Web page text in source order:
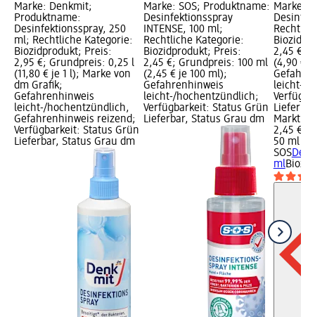
Marke: Denkmit;
Produktname:
Desinfektionsspray, 250
ml; Rechtliche Kategorie:
Biozidprodukt; Preis:
2,95 €; Grundpreis: 0,25 l
(11,80 € je 1 l); Marke von
dm Grafik;
Gefahrenhinweis
leicht-/hochentzündlich,
Gefahrenhinweis reizend;
Verfügbarkeit: Status Grün
Lieferbar, Status Grau dm
Marke: SOS; Produktname:
Desinfektionsspray
INTENSE, 100 ml;
Rechtliche Kategorie:
Biozidprodukt; Preis:
2,45 €; Grundpreis: 100 ml
(2,45 € je 100 ml);
Gefahrenhinweis
leicht-/hochentzündlich;
Verfügbarkeit: Status Grün
Lieferbar, Status Grau dm
Marke:
2,45 €;
(4,90 €
leicht-/
Markt
2,45 €
50 ml
SOS
ml